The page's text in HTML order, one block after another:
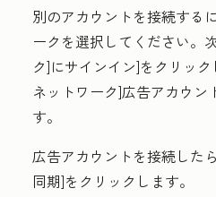
別のアカウントを接続する
ーク を選択してください。
ク]にサインイン]をクリッ
ネットワーク]広告アカウン
す。
広告アカウントを接続した
同期]をクリックします。